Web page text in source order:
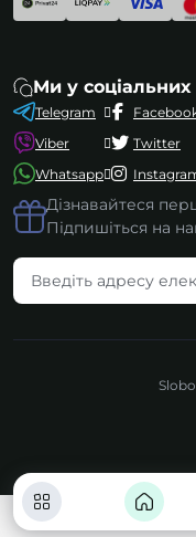
Ми у
Telegram
Viber
Whatsapp
Twitter
Дізнавайтеся
Підпишіться на